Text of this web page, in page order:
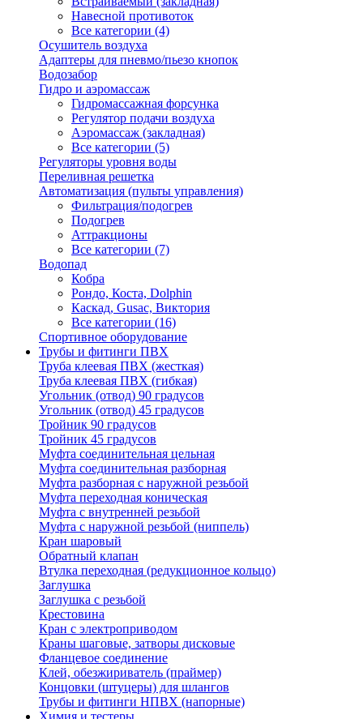
Навесной противоток
Все категории (4)
Осушитель воздуха
Адаптеры для пневмо/пьезо кнопок
Водозабор
Гидро и аэромассаж
Гидромассажная форсунка
Регулятор подачи воздуха
Аэромассаж (закладная)
Все категории (5)
Регуляторы уровня воды
Переливная решетка
Автоматизация (пульты управления)
Фильтрация/подогрев
Подогрев
Аттракционы
Все категории (7)
Водопад
Кобра
Рондо, Коста, Dolphin
Каскад, Gusac, Виктория
Все категории (16)
Спортивное оборудование
Трубы и фитинги ПВХ
Труба клеевая ПВХ (жесткая)
Труба клеевая ПВХ (гибкая)
Угольник (отвод) 90 градусов
Угольник (отвод) 45 градусов
Тройник 90 градусов
Тройник 45 градусов
Муфта соединительная цельная
Муфта соединительная разборная
Муфта разборная с наружной резьбой
Муфта переходная коническая
Муфта с внутренней резьбой
Муфта с наружной резьбой (ниппель)
Кран шаровый
Обратный клапан
Втулка переходная (редукционное кольцо)
Заглушка
Заглушка с резьбой
Крестовина
Кран с электроприводом
Краны шаговые, затворы дисковые
Фланцевое соединение
Клей, обезжириватель (праймер)
Концовки (штуцеры) для шлангов
Трубы и фитинги НПВХ (напорные)
Химия и тестеры